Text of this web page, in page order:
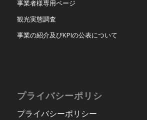
事業者様専用ページ
観光実態調査
事業の紹介及びKPIの公表について
プライバシーポリシ
プライバシーポリシー